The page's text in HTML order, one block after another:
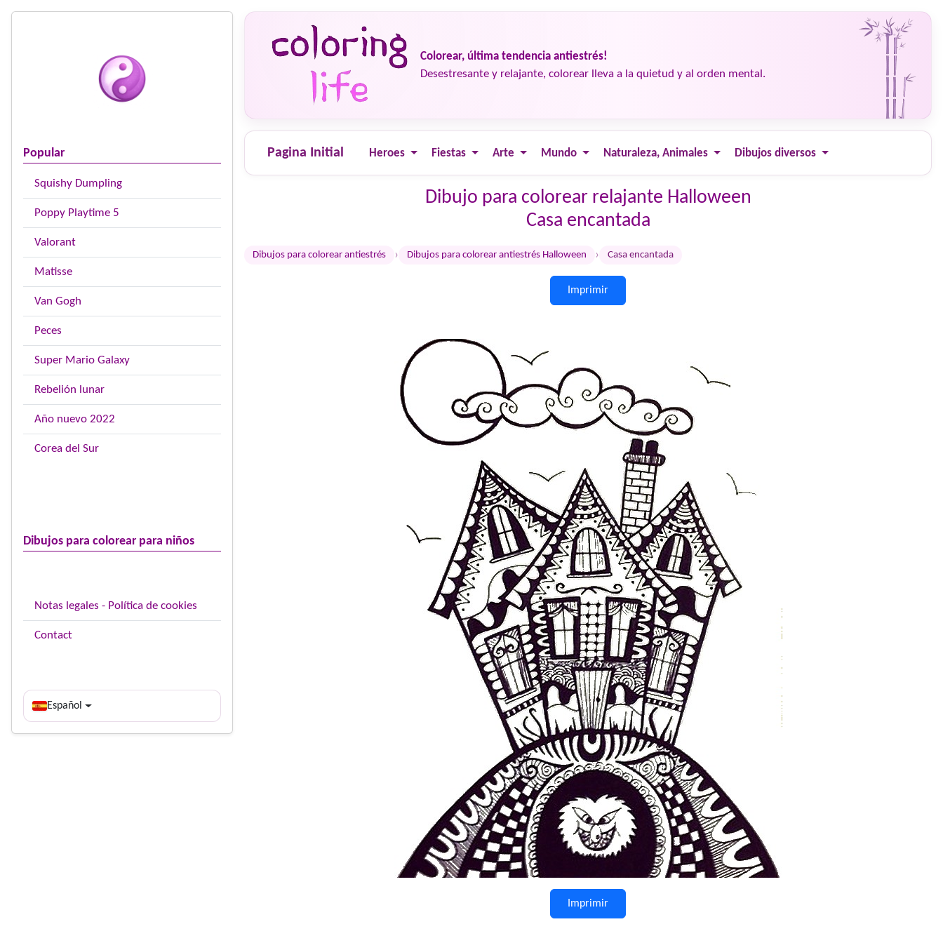
Popular
Squishy Dumpling
Poppy Playtime 5
Valorant
Matisse
Van Gogh
Peces
Super Mario Galaxy
Rebelión lunar
Año nuevo 2022
Corea del Sur
Dibujos para colorear para niños
Notas legales - Política de cookies
Contact
Español
Colorear, última tendencia antiestrés!
Desestresante y relajante, colorear lleva a la quietud y al orden mental.
Pagina Initial Heroes Fiestas Arte Mundo Naturaleza, Animales Dibujos diversos
Dibujo para colorear relajante Halloween
Casa encantada
Dibujos para colorear antiestrés › Dibujos para colorear antiestrés Halloween › Casa encantada
Imprimir
Imprimir